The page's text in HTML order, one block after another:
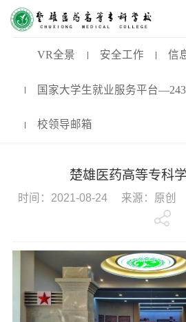
VR全景 安全工作 信
国家大学生就业服务平台
校领导邮箱
楚雄医药高等专科
时间：2021-08-24 来源：原创